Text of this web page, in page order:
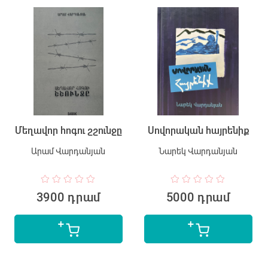
Մեղավոր հոգու շշունջը
Արամ Վարդանյան
3900 դրամ
Սովորական հայրենիք
Նարեկ Վարդանյան
5000 դրամ